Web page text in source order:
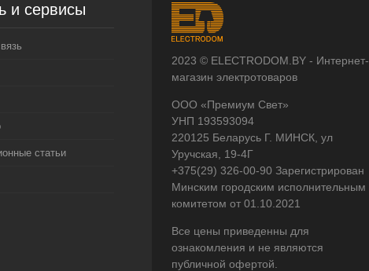
и сервисы
статьи
2023 © ELECTRODOM.BY - Интернет-
магазин электротоваров
ООО «Премиум Свет»
УНП 193593094
220125 Беларусь Г. МИНСК, ул
Уручская, 19-4Г
+375(29) 326-00-90 Зарегистрирован
Минским городским исполнительным
комитетом от 01.10.2021
Все цены приведенны для
ознакомления и не являются
публичной офертой.